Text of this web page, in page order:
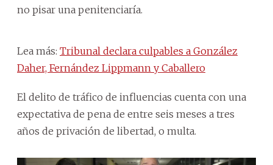
no pisar una penitenciaría.
Lea más: Tribunal declara culpables a González
Daher, Fernández Lippmann y Caballero
El delito de tráfico de influencias cuenta con una
expectativa de pena de entre seis meses a tres
años de privación de libertad, o multa.